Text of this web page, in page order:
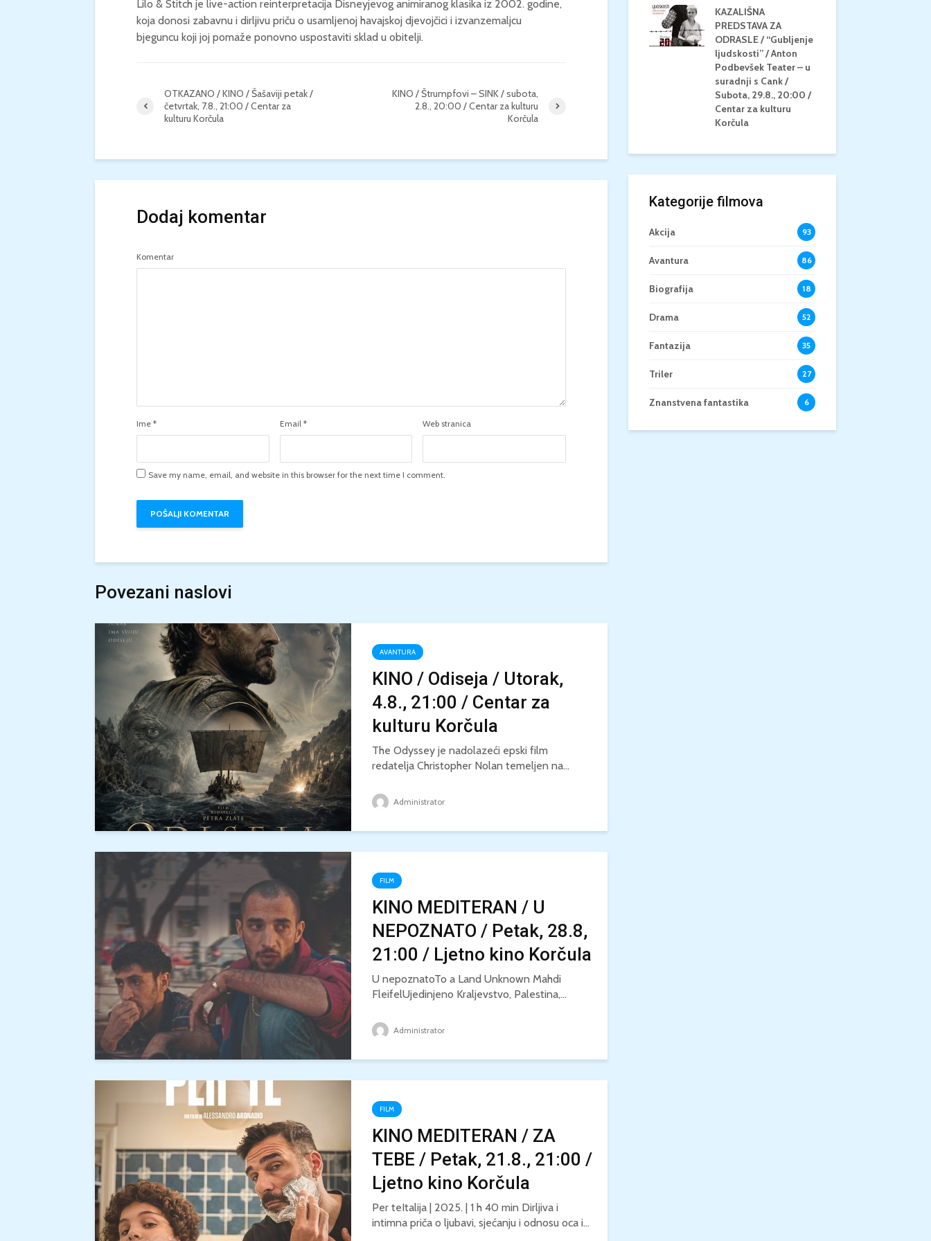
Lilo & Stitch je live-action reinterpretacija Disneyjevog animiranog klasika iz 2002. godine,
koja donosi zabavnu i dirljivu priču o usamljenoj havajskoj djevojčici i izvanzemaljcu
bjeguncu koji joj pomaže ponovno uspostaviti sklad u obitelji.
OTKAZANO / KINO / Šašaviji petak /
četvrtak, 7.8., 21:00 / Centar za
kulturu Korčula
KINO / Štrumpfovi – SINK / subota,
2.8., 20:00 / Centar za kulturu
Korčula
Dodaj komentar
Komentar
Ime * Email* Web stranica
Save my name, email, and website in this browser for the next time I comment.
Povezani naslovi
AVANTURA
KINO / Odiseja / Utorak,
4.8., 21:00 / Centar za
kulturu Korčula
The Odyssey je nadolazeći epski film
redatelja Christopher Nolan temeljen na...
Administrator
FILM
KINO MEDITERAN / U
NEPOZNATO / Petak, 28.8,
21:00 / Ljetno kino Korčula
U nepoznatoTo a Land Unknown Mahdi
FleifelUjedinjeno Kraljevstvo, Palestina,...
Administrator
FILM
KINO MEDITERAN / ZA
TEBE / Petak, 21.8., 21:00 /
Ljetno kino Korčula
Per teItalija | 2025. | 1 h 40 min Dirljiva i
intimna priča o ljubavi, sjećanju i odnosu oca i...
KONCERT KLASIČNE
GLAZBE / Marin Limić i
Korčula
KAZALIŠNA
PREDSTAVA ZA
ODRASLE / “Gubljenje
ljudskosti” / Anton
Podbevšek Teater – u
suradnji s Cank /
Subota, 29.8., 20:00 /
Centar za kulturu
Korčula
Kategorije filmova
Akcija 93
Avantura 86
Biografija 18
Drama 52
Fantazija 35
Triler 27
Znanstvena fantastika 6